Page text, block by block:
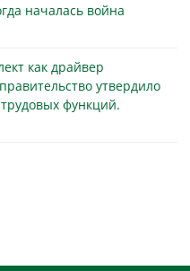
началась война
как драйвер
утвердило
функций.